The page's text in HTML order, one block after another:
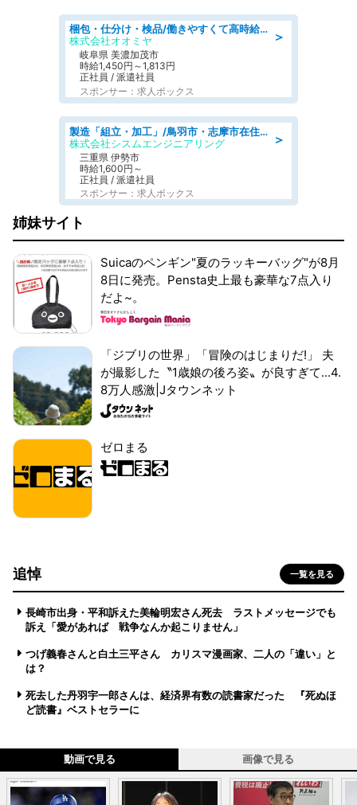
＞
梱包・仕分け・検品/働きやすくて高時給の仕分け作業長期休暇充実/残業なし
株式会社オオミヤ
岐阜県 美濃加茂市
時給1,450円～1,813円
正社員 / 派遣社員
スポンサー：求人ボックス
＞
製造「組立・加工」/鳥羽市・志摩市在住者も活躍中土日休み 製造サポート
株式会社シスムエンジニアリング
三重県 伊勢市
時給1,600円～
正社員 / 派遣社員
スポンサー：求人ボックス
姉妹サイト
Suicaのペンギン"夏のラッキーバッグ"が8月
8日に発売。Pensta史上最も豪華な7点入り
だよ~。
「ジブリの世界」「冒険のはじまりだ!」 夫
が撮影した〝1歳娘の後ろ姿〟が良すぎて...4.
8万人感激|Jタウンネット
ゼロまる
追悼 一覧を見る
長崎市出身・平和訴えた美輪明宏さん死去 ラストメッセージでも
訴え「愛があれば 戦争なんか起こりません」
つげ義春さんと白土三平さん カリスマ漫画家、二人の「違い」と
は？
死去した丹羽宇一郎さんは、経済界有数の読書家だった 『死ぬほ
ど読書』ベストセラーに
動画で見る 画像で見る